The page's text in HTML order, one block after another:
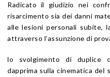
Radicato il giudizio nei
risarcimento sia dei danni
alle lesioni personali subite,
attraverso l’assunzione di
lo svolgimento di duplice
dapprima sulla cinematica del